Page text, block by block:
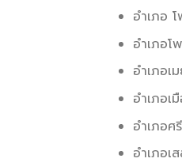
อำเภอ
อำเภอโ
อำเภอเ
อำเภอเ
อำเภอศ
อำเภอเ